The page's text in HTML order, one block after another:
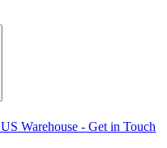
Warehouse - Get in Touch